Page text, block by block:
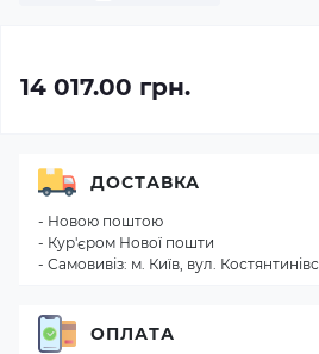
14 017.00 грн.
ДОСТАВКА
- Новою поштою
- Кур'єром Нової пошти
- Самовивіз: м. Київ, вул.
ОПЛАТА